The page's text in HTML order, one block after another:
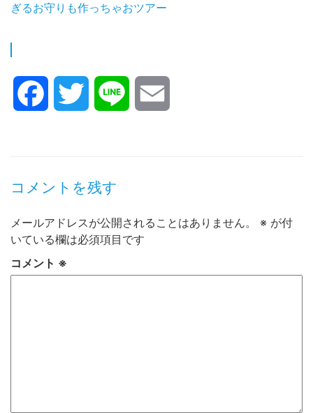
ぎるお守りも作っちゃおツアー
FacebookTwitter Line
コメントを残す
メールアドレスが公開されることはありません。 ※ が付
いている欄は必須項目です
コメント ※